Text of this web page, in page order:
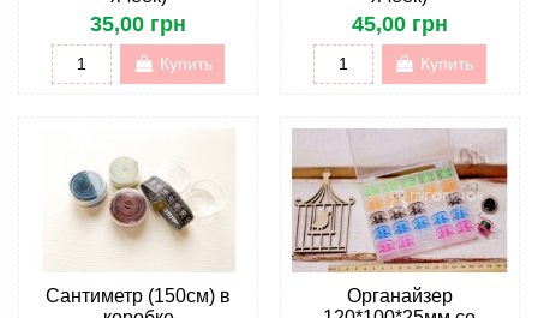
35,00 грн
Купить
45,00 грн
Купить
Сантиметр (150см) в
Органайзер